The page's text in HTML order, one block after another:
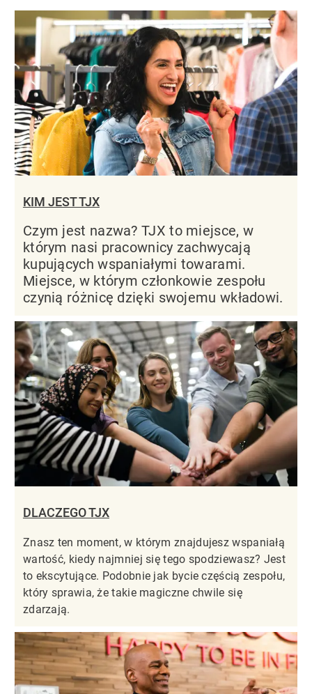
KIM JEST TJX
Czym jest nazwa? TJX to miejsce, w
którym nasi pracownicy zachwycają
kupujących wspaniałymi towarami.
Miejsce, w którym członkowie zespołu
czynią różnicę dzięki swojemu wkładowi.
DLACZEGO TJX
Znasz ten moment, w którym znajdujesz wspaniałą
wartość, kiedy najmniej się tego spodziewasz? Jest
to ekscytujące. Podobnie jak bycie częścią zespołu,
który sprawia, że takie magiczne chwile się
zdarzają.